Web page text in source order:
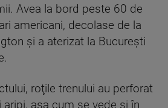
Avea la bord peste 60 de
americani, decolase de la
şi a aterizat la Bucureşti
roţile trenului au perforat
aşa cum se vede şi în